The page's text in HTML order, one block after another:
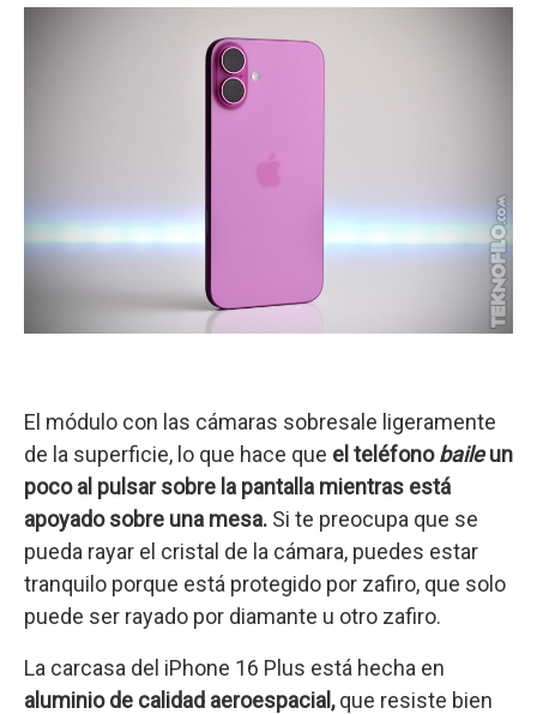
El módulo con las cámaras sobresale ligeramente
de la superficie, lo que hace que el teléfonobaileun
poco al pulsar sobre la pantalla mientras está
apoyado sobre una mesa. Si te preocupa que se
pueda rayar el cristal de la cámara, puedes estar
tranquilo porque está protegido por zafiro, que solo
puede ser rayado por diamante u otro zafiro.
La carcasa del iPhone 16 Plus está hecha en
aluminio de calidad aeroespacial,que resiste bien